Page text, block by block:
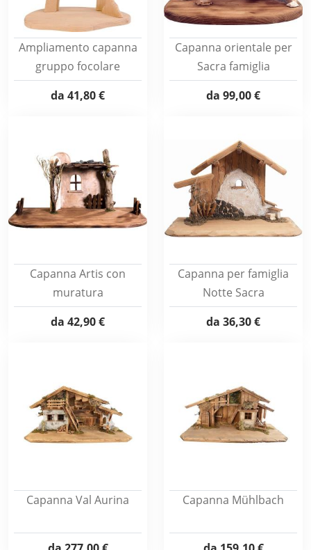
Ampliamento capanna
gruppo focolare
da 41,80 €
Capanna orientale per
Sacra famiglia
da 99,00 €
Capanna Artis con
muratura
da 42,90 €
Capanna per famiglia
Notte Sacra
da 36,30 €
Capanna Val Aurina Capanna Mühlbach